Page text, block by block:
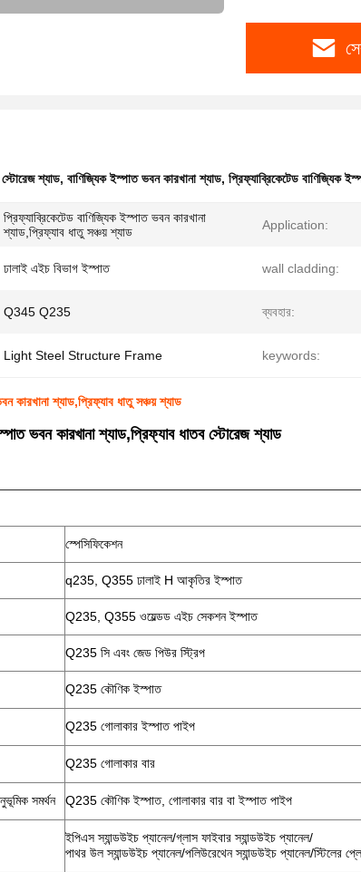
স্টোরেজ শ্যাড, বাণিজ্যিক ইস্পাত ভবন কারখানা শ্যাড, প্রিফ্যাব্রিকেটেড বাণিজ্যিক
প্রিফ্যাব্রিকেটেড বাণিজ্যিক ইস্পাত ভবন কারখানা
শ্যাড,প্রিফ্যাব ধাতু সঞ্চয় শ্যাড
Application:
ঢালাই এইচ বিভাগ ইস্পাত wall cladding:
Q345 Q235 ব্যবহার:
Light Steel Structure Frame keywords:
কারখানা শ্যাড,প্রিফ্যাব ধাতু সঞ্চয় শ্যাড
ভবন কারখানা শ্যাড,প্রিফ্যাব ধাতব স্টোরেজ শ্যাড
স্পেসিফিকেশন
q235, Q355 ঢালাই H আকৃতির ইস্পাত
Q235, Q355 ওয়েল্ডড এইচ সেকশন ইস্পাত
Q235 সি এবং জেড পিউর স্ট্রিপ
Q235 কৌণিক ইস্পাত
Q235 গোলাকার ইস্পাত পাইপ
Q235 গোলাকার বার
সমর্থন Q235 কৌণিক ইস্পাত, গোলাকার বার বা ইস্পাত পাইপ
ইপিএস স্যান্ডউইচ প্যানেল/গ্লাস ফাইবার স্যান্ডউইচ প্যানেল/
পাথর উল স্যান্ডউইচ প্যানেল/পলিউরেথেন স্যান্ডউইচ প্যানেল/স্টিলের